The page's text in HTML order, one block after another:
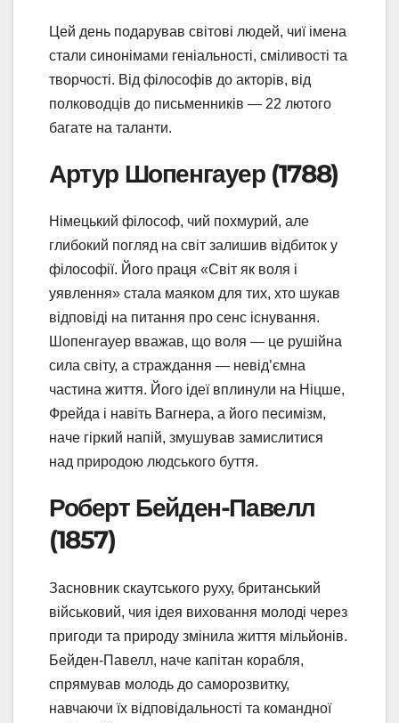
Цей день подарував світові людей, чиї імена
стали синонімами геніальності, сміливості та
творчості. Від філософів до акторів, від
полководців до письменників — 22 лютого
багате на таланти.
Артур Шопенгауер (1788)
Німецький філософ, чий похмурий, але
глибокий погляд на світ залишив відбиток у
філософії. Його праця «Світ як воля і
уявлення» стала маяком для тих, хто шукав
відповіді на питання про сенс існування.
Шопенгауер вважав, що воля — це рушійна
сила світу, а страждання — невід’ємна
частина життя. Його ідеї вплинули на Ніцше,
Фрейда і навіть Вагнера, а його песимізм,
наче гіркий напій, змушував замислитися
над природою людського буття.
Роберт Бейден-Павелл
(1857)
Засновник скаутського руху, британський
військовий, чия ідея виховання молоді через
пригоди та природу змінила життя мільйонів.
Бейден-Павелл, наче капітан корабля,
спрямував молодь до саморозвитку,
навчаючи їх відповідальності та командної